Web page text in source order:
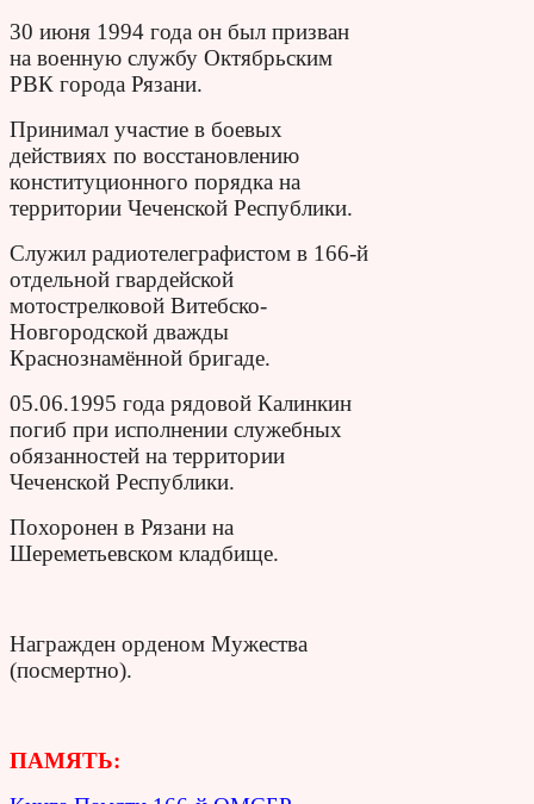
30 июня 1994 года он был призван
на военную службу Октябрьским
РВК города Рязани.
Принимал участие в боевых
действиях по восстановлению
конституционного порядка на
территории Чеченской Республики.
Служил радиотелеграфистом в 166-й
отдельной гвардейской
мотострелковой Витебско-
Новгородской дважды
Краснознамённой бригаде.
05.06.1995 года рядовой Калинкин
погиб при исполнении служебных
обязанностей на территории
Чеченской Республики.
Похоронен в Рязани на
Шереметьевском кладбище.
Награжден орденом Мужества
(посмертно).
ПАМЯТЬ: